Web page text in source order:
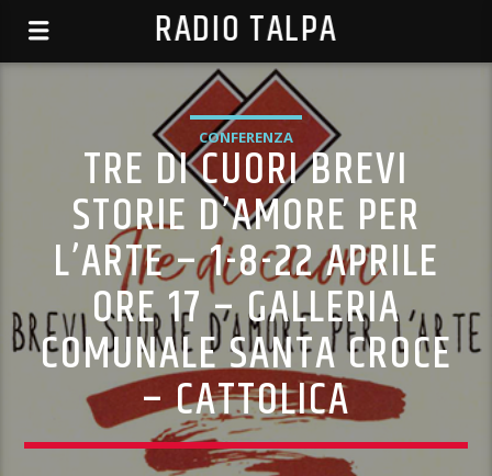
RADIO TALPA
CONFERENZA
TRE DI CUORI BREVI
STORIE D’AMORE PER
L’ARTE – 1-8-22 APRILE
ORE 17 – GALLERIA
COMUNALE SANTA CROCE
– CATTOLICA